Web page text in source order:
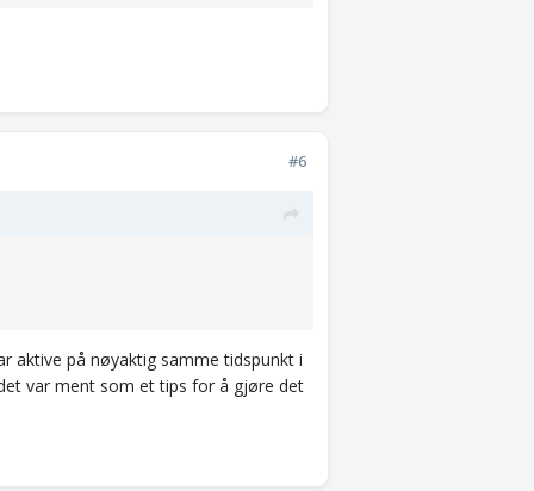
#6
aktive på nøyaktig samme tidspunkt i
var ment som et tips for å gjøre det